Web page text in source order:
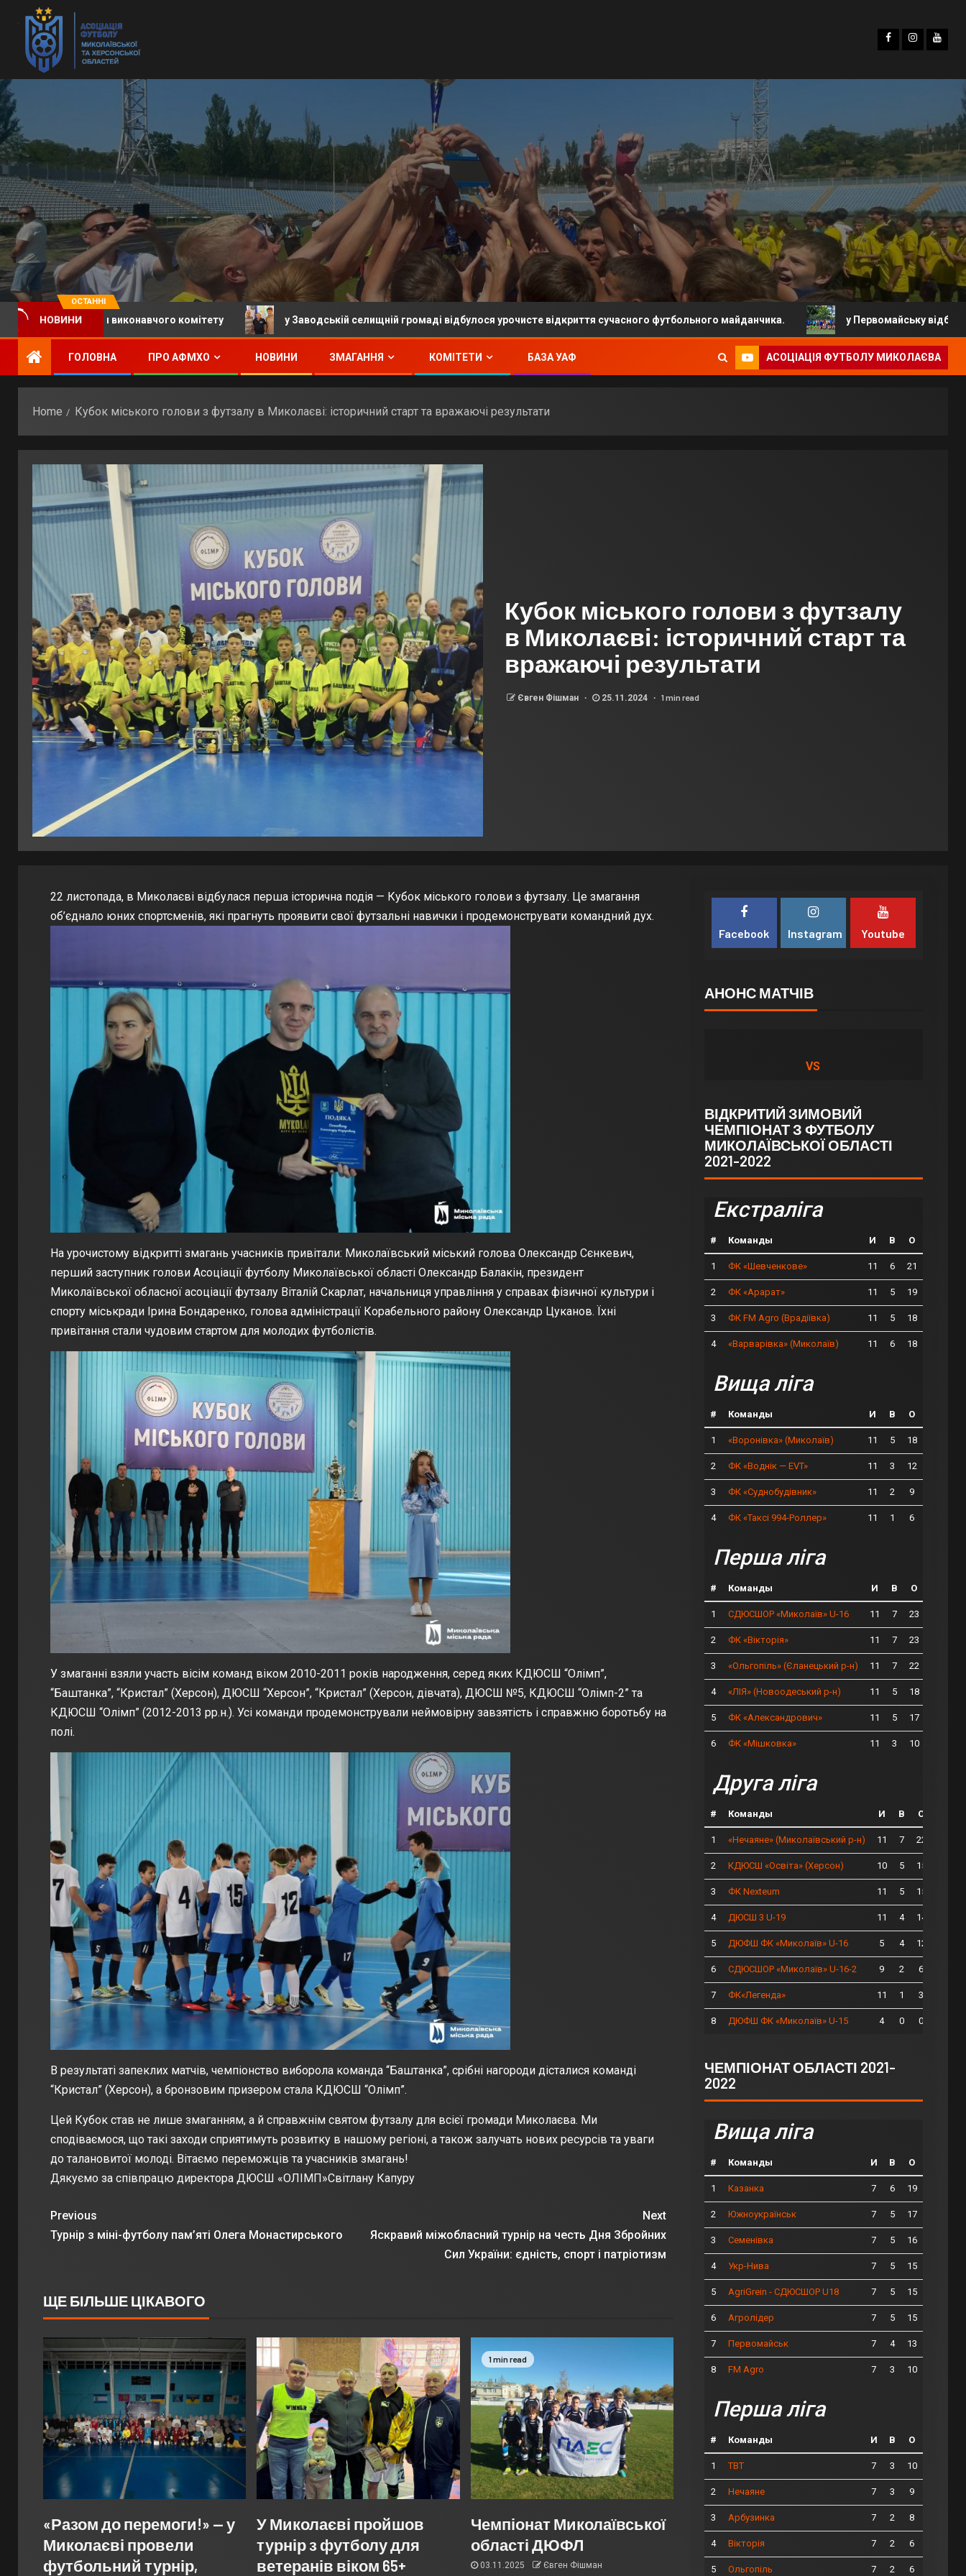
ОСТАННІ
НОВИНИ
виконавчого комітету у Заводській селищній громаді відбулося урочисте відкриття сучасного футбольного майданчика. у Первомайську відбувся турнір з
ГОЛОВНА ПРО АФМХО НОВИНИ ЗМАГАННЯ КОМІТЕТИ БАЗА УАФ АСОЦІАЦІЯ ФУТБОЛУ МИКОЛАЄВА
Home Кубок міського голови з футзалу в Миколаєві: історичний старт та вражаючі результати
Кубок міського голови з футзалу
в Миколаєві: історичний старт та
вражаючі результати
Євген Фішман 25.11.2024 1 min read
22 листопада, в Миколаєві відбулася перша історична подія — Кубок міського голови з футзалу. Це змагання
об’єднало юних спортсменів, які прагнуть проявити свої футзальні навички і продемонструвати командний дух.
На урочистому відкритті змагань учасників привітали: Миколаївський міський голова Олександр Сєнкевич,
перший заступник голови Асоціації футболу Миколаївської області Олександр Балакін, президент
Миколаївської обласної асоціації футзалу Віталій Скарлат, начальниця управління у справах фізичної культури і
спорту міськради Ірина Бондаренко, голова адміністрації Корабельного району Олександр Цуканов. Їхні
привітання стали чудовим стартом для молодих футболістів.
У змаганні взяли участь вісім команд віком 2010-2011 років народження, серед яких КДЮСШ “Олімп”,
“Баштанка”, “Кристал” (Херсон), ДЮСШ “Херсон”, “Кристал” (Херсон, дівчата), ДЮСШ №5, КДЮСШ “Олімп-2” та
КДЮСШ “Олімп” (2012-2013 рр.н.). Усі команди продемонстрували неймовірну завзятість і справжню боротьбу на
полі.
В результаті запеклих матчів, чемпіонство виборола команда “Баштанка”, срібні нагороди дісталися команді
“Кристал” (Херсон), а бронзовим призером стала КДЮСШ “Олімп”.
Цей Кубок став не лише змаганням, а й справжнім святом футзалу для всієї громади Миколаєва. Ми
сподіваємося, що такі заходи сприятимуть розвитку в нашому регіоні, а також залучать нових ресурсів та уваги
до талановитої молоді. Вітаємо переможців та учасників змагань!
Дякуємо за співпрацю директора ДЮСШ «ОЛІМП»Світлану Капуру
Previous
Турнір з міні-футболу пам’яті Олега Монастирського
Next
Яскравий міжобласний турнір на честь Дня Збройних
Сил України: єдність, спорт і патріотизм
ЩЕ БІЛЬШЕ ЦІКАВОГО
«Разом до перемоги!» — у
Миколаєві провели
футбольний турнір,
У Миколаєві пройшов
турнір з футболу для
ветеранів віком 65+
1 min read
Чемпіонат Миколаївської
області ДЮФЛ
03.11.2025 Євген Фішман
Facebook Instagram Youtube
АНОНС МАТЧІВ
VS
ВІДКРИТИЙ ЗИМОВИЙ
ЧЕМПІОНАТ З ФУТБОЛУ
МИКОЛАЇВСЬКОЇ ОБЛАСТІ
2021-2022
Екстраліга
# Команды И В О
1 ФК «Шевченкове» 11 6 21
2 ФК «Арарат» 11 5 19
3 ФК FM Agro (Врадіївка) 11 5 18
4 «Варварівка» (Миколаїв) 11 6 18
Вища ліга
# Команды И В О
1 «Воронівка» (Миколаїв) 11 5 18
2 ФК «Воднік — EVT» 11 3 12
3 ФК «Суднобудівник» 11 2 9
4 ФК «Таксі 994-Роллер» 11 1 6
Перша ліга
# Команды И В О
1 СДЮСШОР «Миколаїв» U-16 11 7 23
2 ФК «Вікторія» 11 7 23
3 «Ольгопіль» (Єланецький р-н) 11 7 22
4 «ЛІЯ» (Новоодеський р-н) 11 5 18
5 ФК «Александрович» 11 5 17
6 ФК «Мішковка» 11 3 10
Друга ліга
# Команды И В О
1 «Нечаяне» (Миколаївський р-н) 11 7 22
2 КДЮСШ «Освіта» (Херсон) 10 5 15
3 ФК Nexteum 11 5 15
4 ДЮСШ 3 U-19 11 4 14
5 ДЮФШ ФК «Миколаїв» U-16 5 4 12
6 СДЮСШОР «Миколаїв» U-16-2 9 2 6
7 ФК«Легенда» 11 1 3
8 ДЮФШ ФК «Миколаїв» U-15 4 0 0
ЧЕМПІОНАТ ОБЛАСТІ 2021-
2022
Вища ліга
# Команды И В О
1 Казанка 7 6 19
2 Южноукраїнськ 7 5 17
3 Семенівка 7 5 16
4 Укр-Нива 7 5 15
5 AgriGrein - СДЮСШОР U18 7 5 15
6 Агролідер 7 5 15
7 Первомайськ 7 4 13
8 FM Agro 7 3 10
Перша ліга
# Команды И В О
1 ТВТ 7 3 10
2 Нечаяне 7 3 9
3 Арбузинка 7 2 8
4 Вікторія 7 2 6
5 Ольгопіль 7 2 6